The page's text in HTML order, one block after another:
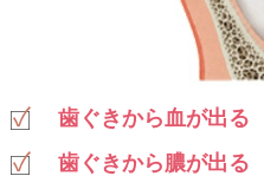
歯ぐきから血が出る
歯ぐきから膿が出る